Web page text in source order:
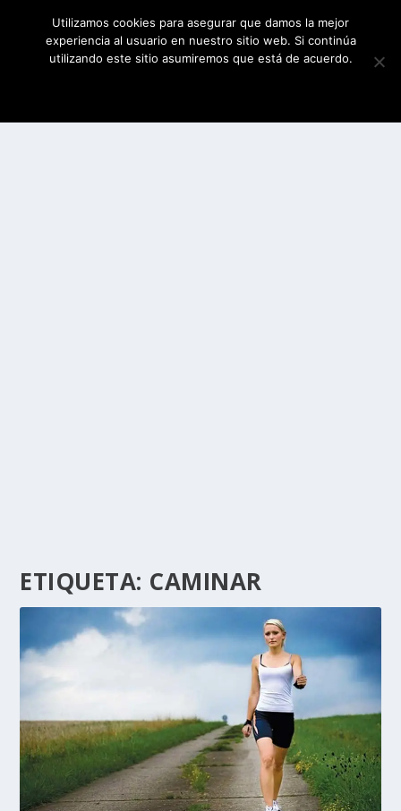
ETIQUETA: CAMINAR
Utilizamos cookies para asegurar que damos la mejor
experiencia al usuario en nuestro sitio web. Si continúa
utilizando este sitio asumiremos que está de acuerdo.